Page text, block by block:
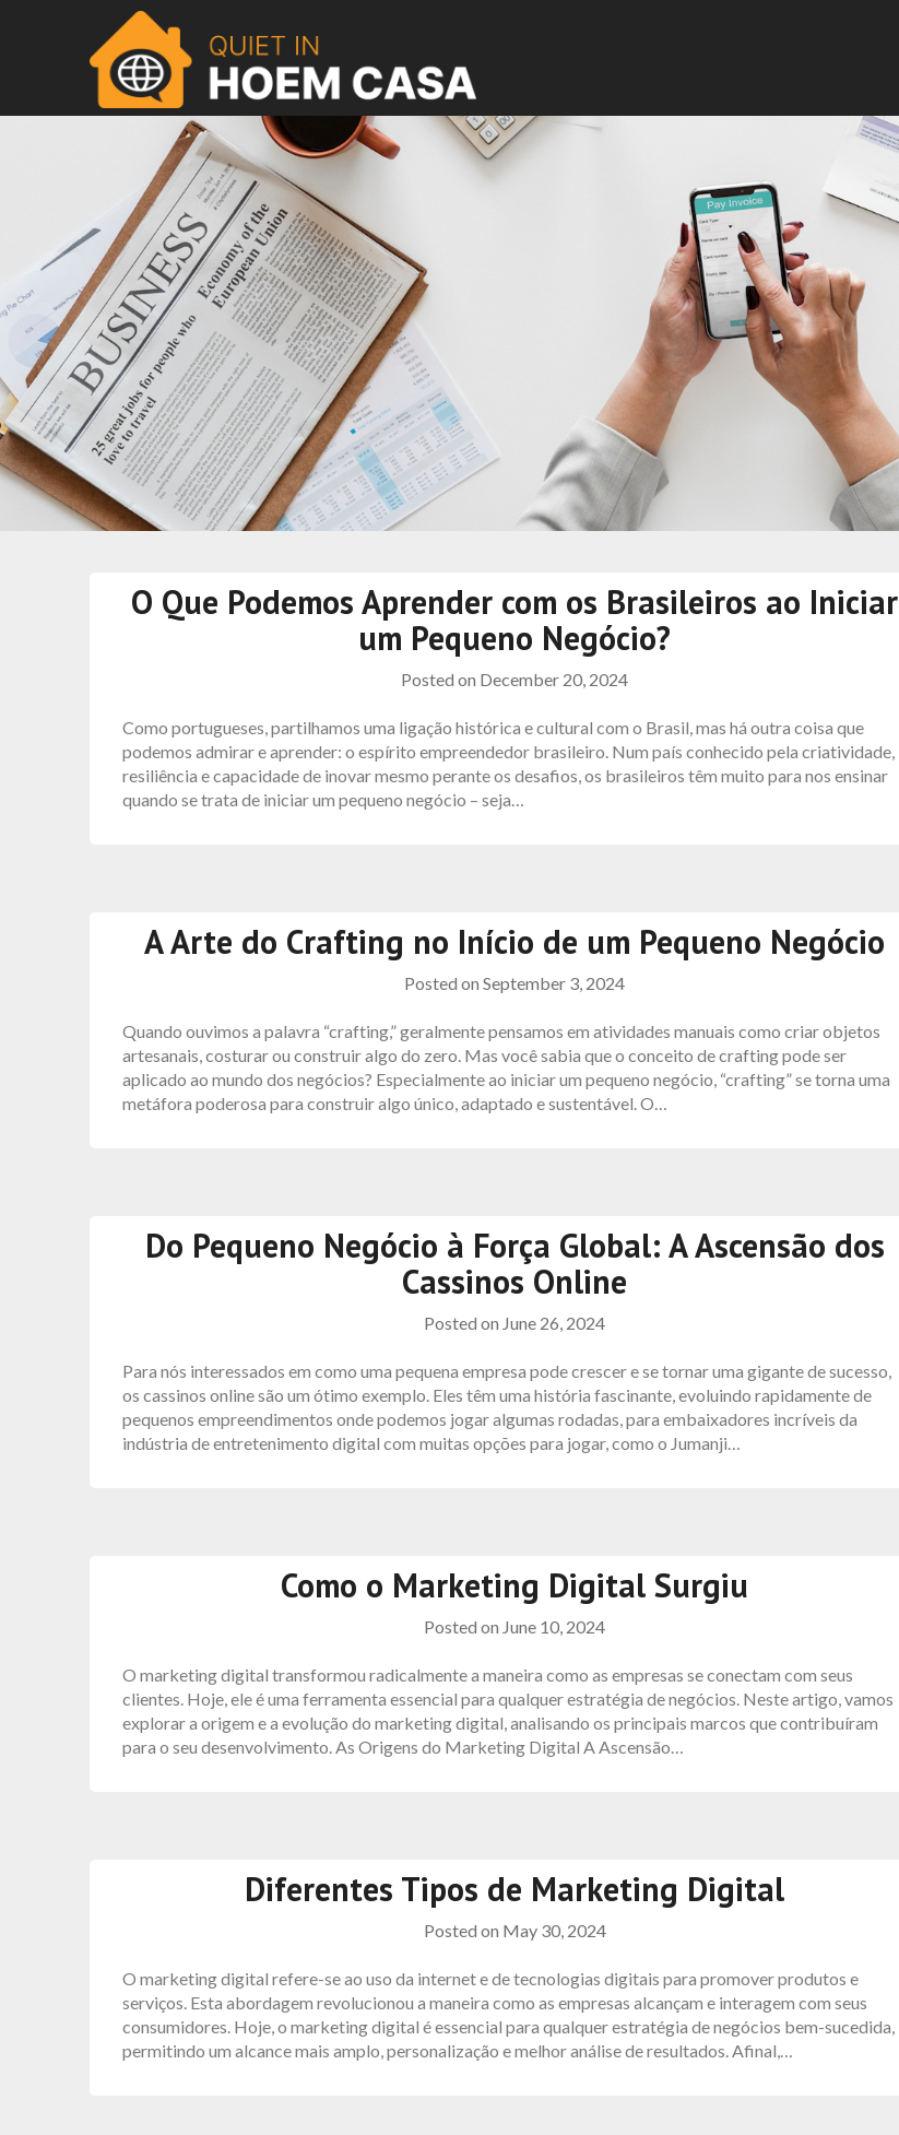
O Que Podemos Aprender com os Brasileiros ao Iniciar
um Pequeno Negócio?
Posted on December 20, 2024
Como portugueses, partilhamos uma ligação histórica e cultural com o Brasil, mas há outra coisa que
podemos admirar e aprender: o espírito empreendedor brasileiro. Num país conhecido pela criatividade,
resiliência e capacidade de inovar mesmo perante os desafios, os brasileiros têm muito para nos ensinar
quando se trata de iniciar um pequeno negócio – seja…
A Arte do Crafting no Início de um Pequeno Negócio
Posted onSeptember 3, 2024
Quando ouvimos a palavra “crafting,” geralmente pensamos em atividades manuais como criar objetos
artesanais, costurar ou construir algo do zero. Mas você sabia que o conceito de crafting pode ser
aplicado ao mundo dos negócios? Especialmente ao iniciar um pequeno negócio, “crafting” se torna uma
metáfora poderosa para construir algo único, adaptado e sustentável. O…
Do Pequeno Negócio à Força Global: A Ascensão dos
Cassinos Online
Posted on June 26, 2024
Para nós interessados ​​em como uma pequena empresa pode crescer e se tornar uma gigante de sucesso,
os cassinos online são um ótimo exemplo. Eles têm uma história fascinante, evoluindo rapidamente de
pequenos empreendimentos onde podemos jogar algumas rodadas, para embaixadores incríveis da
indústria de entretenimento digital com muitas opções para jogar, como o Jumanji…
Como o Marketing Digital Surgiu
Posted on June 10, 2024
O marketing digital transformou radicalmente a maneira como as empresas se conectam com seus
clientes. Hoje, ele é uma ferramenta essencial para qualquer estratégia de negócios. Neste artigo, vamos
explorar a origem e a evolução do marketing digital, analisando os principais marcos que contribuíram
para o seu desenvolvimento. As Origens do Marketing Digital A Ascensão…
Diferentes Tipos de Marketing Digital
Posted on May 30, 2024
O marketing digital refere-se ao uso da internet e de tecnologias digitais para promover produtos e
serviços. Esta abordagem revolucionou a maneira como as empresas alcançam e interagem com seus
consumidores. Hoje, o marketing digital é essencial para qualquer estratégia de negócios bem-sucedida,
permitindo um alcance mais amplo, personalização e melhor análise de resultados. Afinal,…